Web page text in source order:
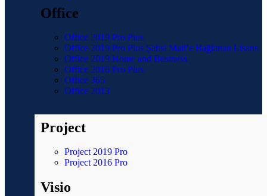
Office
Office 2019 Pro Plus
Office 2019 Pro Plus Şahsi Mail’e Bağlanan Lisans
Office 2019 Home and Business
Office 2016 Pro Plus
Office 365
Office 2013
Project
Project 2019 Pro
Project 2016 Pro
Visio